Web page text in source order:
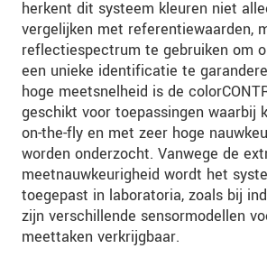
herkent dit systeem kleuren niet
vergelijken met referentiewaarden,
reflectiespectrum te gebruiken om
een unieke identificatie te
hoge meetsnelheid is de
geschikt voor toepassingen waarbij
on-the-fly en met zeer hoge
worden onderzocht. Vanwege de
meetnauwkeurigheid wordt het
toegepast in laboratoria, zoals bij
zijn verschillende sensormodellen
meettaken verkrijgbaar.
Bericht *
Houd mij op de hoogte van
productinnovaties via e-mail.
* Verplichte velden
We behandelen uw gegevens
onzePrivacyverklaring.